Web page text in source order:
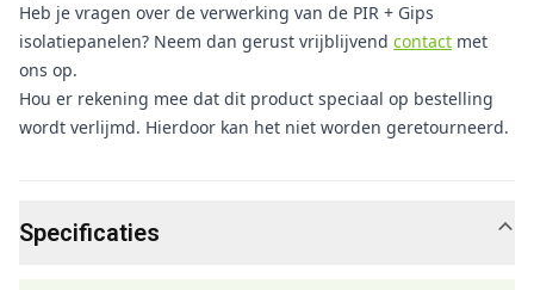
Heb je vragen over de verwerking van de PIR + Gips
isolatiepanelen? Neem dan gerust vrijblijvend contact met
ons op.
Hou er rekening mee dat dit product speciaal op bestelling
wordt verlijmd. Hierdoor kan het niet worden geretourneerd.
Specificaties